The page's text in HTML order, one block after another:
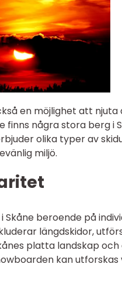
en möjlighet att njuta
några stora berg i
olika typer av
miljö.
Skåne beroende på
längdskidor,
platta landskap
kan utforskas